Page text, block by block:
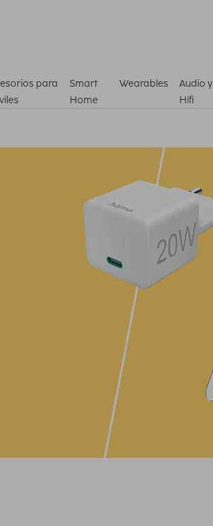
para
Smart
Home
Wearables
Audio y
Hifi